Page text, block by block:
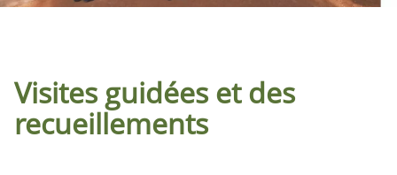
Visites guidées et des
recueillements